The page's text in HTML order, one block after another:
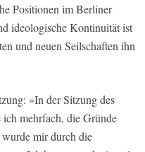
Positionen im Berliner
ideologische Kontinuität ist
und neuen Seilschaften ihn
»In der Sitzung des
ich mehrfach, die Gründe
mir durch die